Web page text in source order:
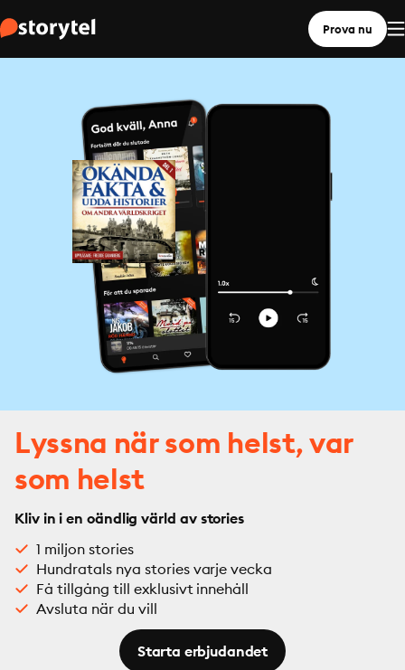
Prova nu
Lyssna när som helst, var
som helst
Kliv in i en oändlig värld av stories
1 miljon stories
Hundratals nya stories varje vecka
Få tillgång till exklusivt innehåll
Avsluta när du vill
Starta erbjudandet